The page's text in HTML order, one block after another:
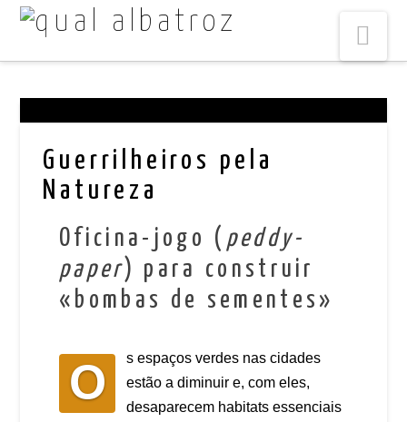
Guerrilheiros pela
Natureza
Oficina-jogo ( peddy-
paper) para construir
«bombas de sementes»
O
s espaços verdes nas cidades
estão a diminuir e, com eles,
desaparecem habitats essenciais